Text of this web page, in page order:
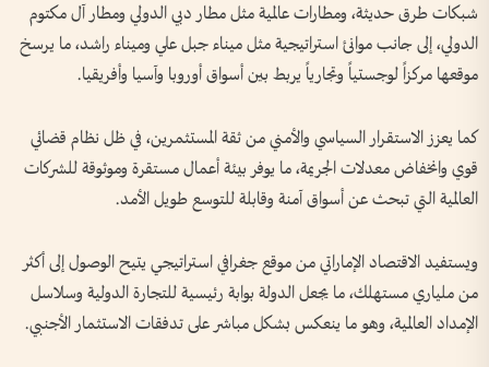
شبكات طرق حديثة، ومطارات عالمية مثل مطار دبي الدولي ومطار آل مكتوم
الدولي، إلى جانب موانئ استراتيجية مثل ميناء جبل علي وميناء راشد، ما يرسخ
موقعها مركزاً لوجستياً وتجارياً يربط بين أسواق أوروبا وآسيا وأفريقيا.
كما يعزز الاستقرار السياسي والأمني من ثقة المستثمرين، في ظل نظام قضائي
قوي وانخفاض معدلات الجريمة، ما يوفر بيئة أعمال مستقرة وموثوقة للشركات
العالمية التي تبحث عن أسواق آمنة وقابلة للتوسع طويل الأمد.
ويستفيد الاقتصاد الإماراتي من موقع جغرافي استراتيجي يتيح الوصول إلى أكثر
من ملياري مستهلك، ما يجعل الدولة بوابة رئيسية للتجارة الدولية وسلاسل
الإمداد العالمية، وهو ما ينعكس بشكل مباشر على تدفقات الاستثمار الأجنبي.